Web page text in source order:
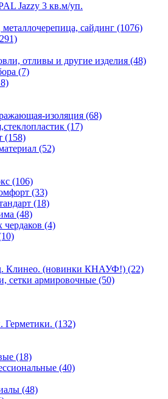
Jazzy 3 кв.м/уп.
сайдинг (1076)
отливы и другие изделия (48)
(7)
изоляция (68)
(17)
(158)
(52)
(106)
(33)
(18)
(48)
(4)
Клинео. (новинки КНАУФ!) (22)
сетки армировочные (50)
(132)
(18)
(40)
(48)